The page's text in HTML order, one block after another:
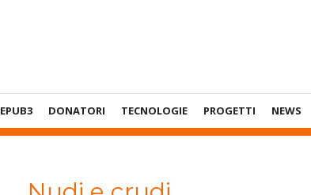
EPUB3 DONATORI TECNOLOGIE PROGETTI NEWS